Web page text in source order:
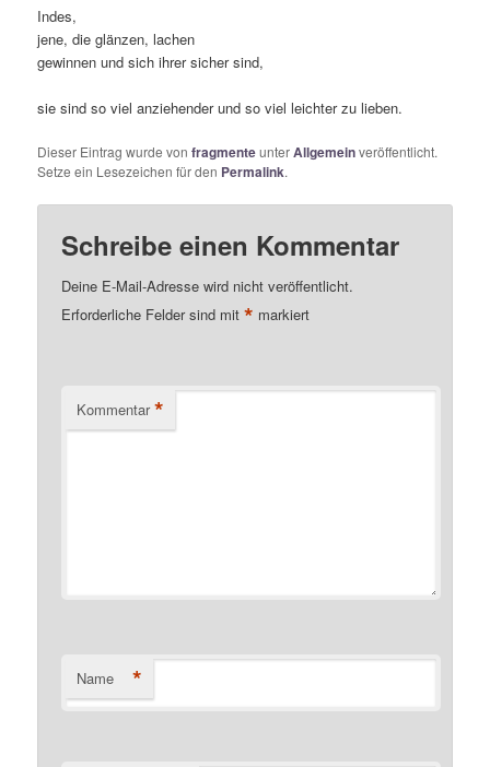
Indes,
jene, die glänzen, lachen
gewinnen und sich ihrer sicher sind,
sie sind so viel anziehender und so viel leichter zu lieben.
Dieser Eintrag wurde vonfragmenteunterAllgemeinveröffentlicht.
Setze ein Lesezeichen für den Permalink.
Schreibe einen Kommentar
Deine E-Mail-Adresse wird nicht veröffentlicht.
Erforderliche Felder sind mit* markiert
Kommentar *
Name *